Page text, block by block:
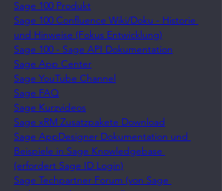
Sage 100 Produkt
Sage 100 Confluence Wiki/Doku - Historie
und Hinweise (Fokus Entwicklung)
Sage 100 - Sage API Dokumentation
Sage App Center
Sage YouTube Channel
Sage FAQ
Sage Kurzvideos
Sage xRM Zusatzpakete Download
Sage AppDesigner Dokumentation und
Beispiele in Sage Knowledgebase
(erfordert Sage ID Login)
Sage Techpartner Forum (von Sage